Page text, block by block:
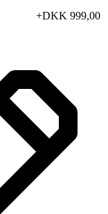
+DKK 999,00